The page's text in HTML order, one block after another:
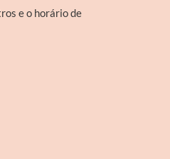
e o horário de